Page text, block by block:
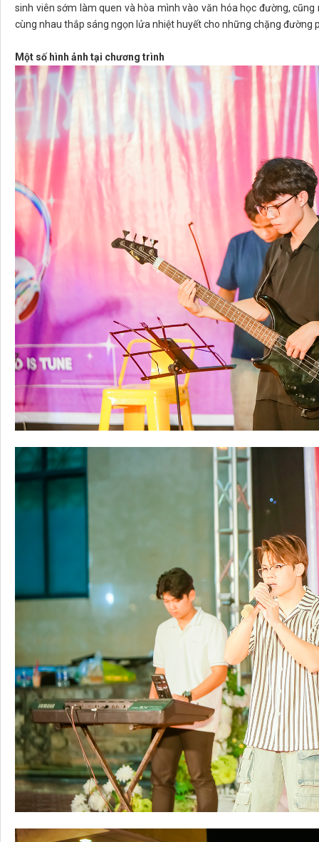
sinh viên sớm làm quen và hòa mình vào văn hóa học đường,
cùng nhau thắp sáng ngọn lửa nhiệt huyết cho những chặng đường
Một số hình ảnh tại chương trình